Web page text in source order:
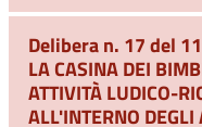
Delibera n. 17 del
LA CASINA DEI
ATTIVITÀ LUDICO-
ALL'INTERNO